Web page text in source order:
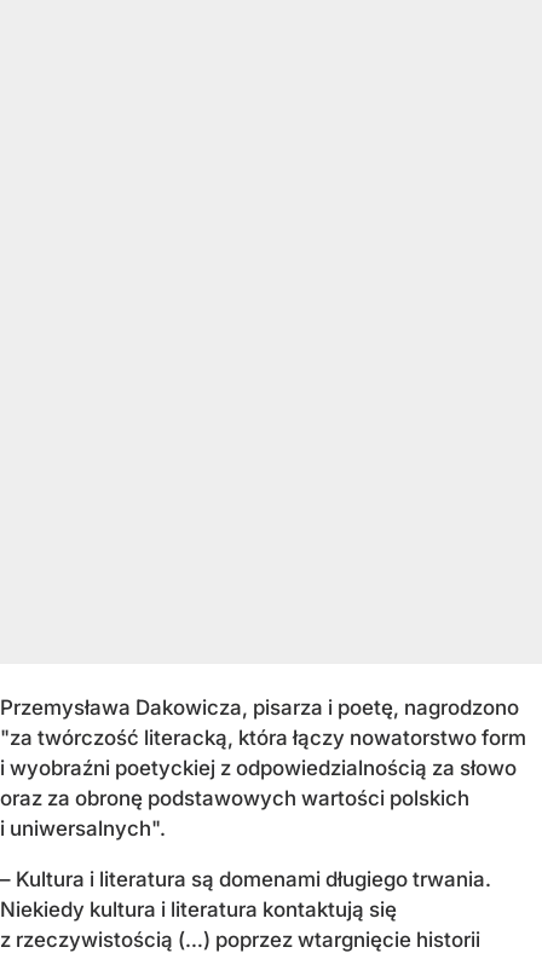
Przemysława Dakowicza, pisarza i poetę, nagrodzono
"za twórczość literacką, która łączy nowatorstwo form
i wyobraźni poetyckiej z odpowiedzialnością za słowo
oraz za obronę podstawowych wartości polskich
i uniwersalnych".
– Kultura i literatura są domenami długiego trwania.
Niekiedy kultura i literatura kontaktują się
z rzeczywistością (…) poprzez wtargnięcie historii